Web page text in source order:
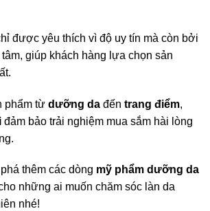
được yêu thích vì độ uy tín mà còn bởi
giúp khách hàng lựa chọn sản
phẩm từ dưỡng da đến trang điểm,
đảm bảo trải nghiệm mua sắm hài lòng
thêm các dòng mỹ phẩm dưỡng da
những ai muốn chăm sóc làn da
nhé!